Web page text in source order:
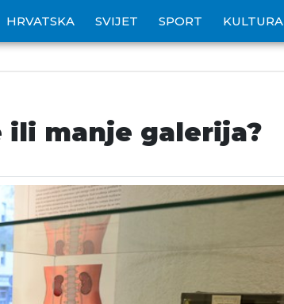
HRVATSKA SVIJET SPORT KULTURA
ili manje galerija?